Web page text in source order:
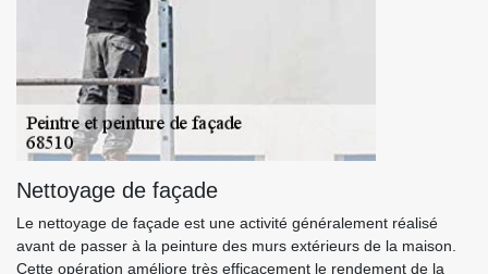
Nettoyage de façade
Le nettoyage de façade est une activité généralement réalisé
avant de passer à la peinture des murs extérieurs de la maison.
Cette opération améliore très efficacement le rendement de la